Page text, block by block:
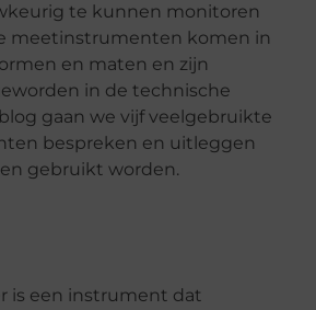
te kunnen monitoren
meetinstrumenten komen in
en maten en zijn
in de technische
gaan we vijf veelgebruikte
bespreken en uitleggen
gebruikt worden.
is een instrument dat